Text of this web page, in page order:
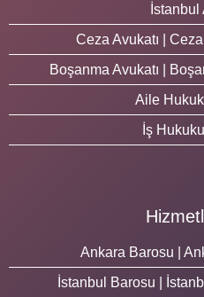
İstanbul
Ceza Avukatı |
Boşanma Avukatı |
Aile
İş
Ankara Barosu |
İstanbul Barosu |